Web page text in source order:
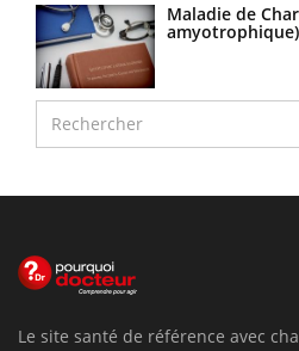
Maladie de
amyotrophique)
Le site santé de référence avec